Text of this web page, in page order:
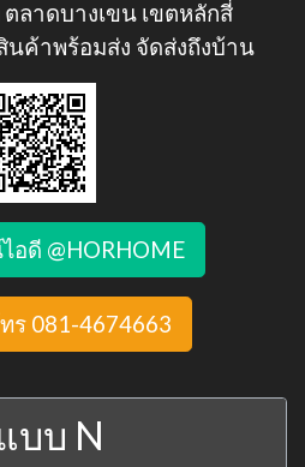
ลาดบางเขน เขตหลักสี่
นค้าพร้อมส่ง จัดส่งถึงบ้าน
อดี @HORHOME
ร 081-4674663
บบ N